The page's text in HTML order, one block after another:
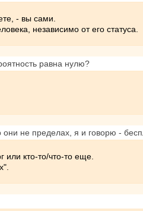
- вы сами.
независимо от его статуса.
равна нулю?
не пределах, я и говорю -
кто-то/что-то еще.